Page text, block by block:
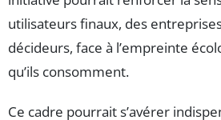
utilisateurs finaux, des
décideurs, face à l’empreinte
qu’ils consomment.
Ce cadre pourrait s’avérer